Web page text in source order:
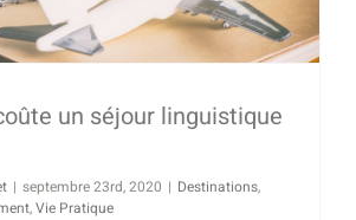
un séjour linguistique
| septembre 23rd, 2020 | Destinations,
,Vie Pratique